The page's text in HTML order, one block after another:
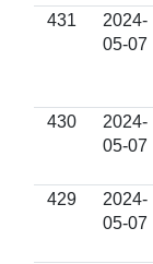
431
2024-
05-07
430
2024-
05-07
429
2024-
05-07